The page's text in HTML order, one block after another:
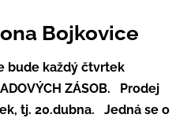
Bojkovice
bude každý čtvrtek
ZÁSOB.
Prodej
tj. 20.dubna.
Jedná se o